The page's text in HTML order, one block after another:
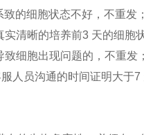
的细胞状态不好，不重发；
清晰的培养前3 天的细胞
细胞出现问题的，不重发；
人员沟通的时间证明大于7